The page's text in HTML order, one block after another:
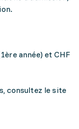
année) et CHF
consultez le site